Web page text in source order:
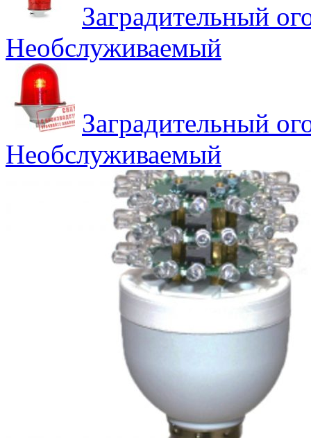
Заградительный
Необслуживаемый
Заградительный
Необслуживаемый